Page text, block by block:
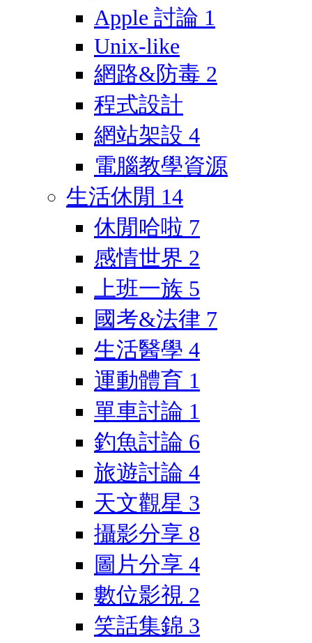
Apple 討論 1
Unix-like
網路&防毒 2
程式設計
網站架設 4
電腦教學資源
生活休閒 14
休閒哈啦 7
感情世界 2
上班一族 5
國考&法律 7
生活醫學 4
運動體育 1
單車討論 1
釣魚討論 6
旅遊討論 4
天文觀星 3
攝影分享 8
圖片分享 4
數位影視 2
笑話集錦 3